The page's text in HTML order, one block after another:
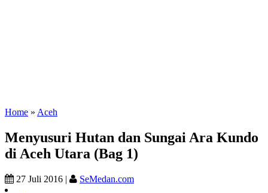
Home » Aceh
Menyusuri Hutan dan Sungai Ara Kundo
di Aceh Utara (Bag 1)
27 Juli 2016 | SeMedan.com